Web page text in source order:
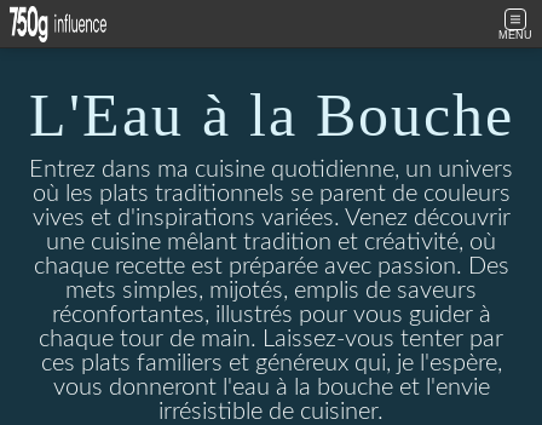
MENU
L'Eau à la Bouche
Entrez dans ma cuisine quotidienne, un univers
où les plats traditionnels se parent de couleurs
vives et d'inspirations variées. Venez découvrir
une cuisine mêlant tradition et créativité, où
chaque recette est préparée avec passion. Des
mets simples, mijotés, emplis de saveurs
réconfortantes, illustrés pour vous guider à
chaque tour de main. Laissez-vous tenter par
ces plats familiers et généreux qui, je l'espère,
vous donneront l'eau à la bouche et l'envie
irrésistible de cuisiner.